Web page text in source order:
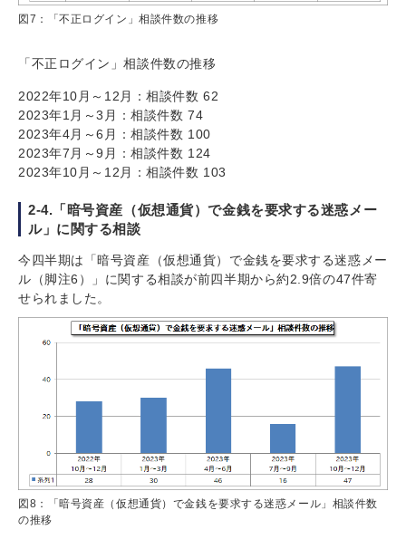
図7：「不正ログイン」相談件数の推移
「不正ログイン」相談件数の推移
2022年10月～12月：相談件数 62
2023年1月～3月：相談件数 74
2023年4月～6月：相談件数 100
2023年7月～9月：相談件数 124
2023年10月～12月：相談件数 103
2-4.「暗号資産（仮想通貨）で金銭を要求する迷惑メー
ル」に関する相談
今四半期は「暗号資産（仮想通貨）で金銭を要求する迷惑メー
ル（脚注6）」に関する相談が前四半期から約2.9倍の47件寄
せられました。
図8：「暗号資産（仮想通貨）で金銭を要求する迷惑メール」相談件数
の推移